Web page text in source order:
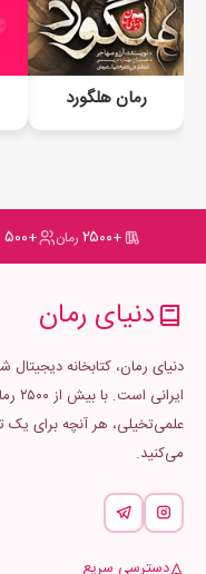
رمان هلگورد
+۲۵۰۰ رمان +۵۰۰ هزار
دنیای رمان
دنیای رمان، کتابخانه دیجیتال
علمی‌تخیلی، هر آنچه برای یک
می‌کنید.
دسترسی سریع